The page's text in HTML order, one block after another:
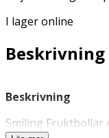
I lager online
Beskrivning
Beskrivning
Smiling Fruktbollar